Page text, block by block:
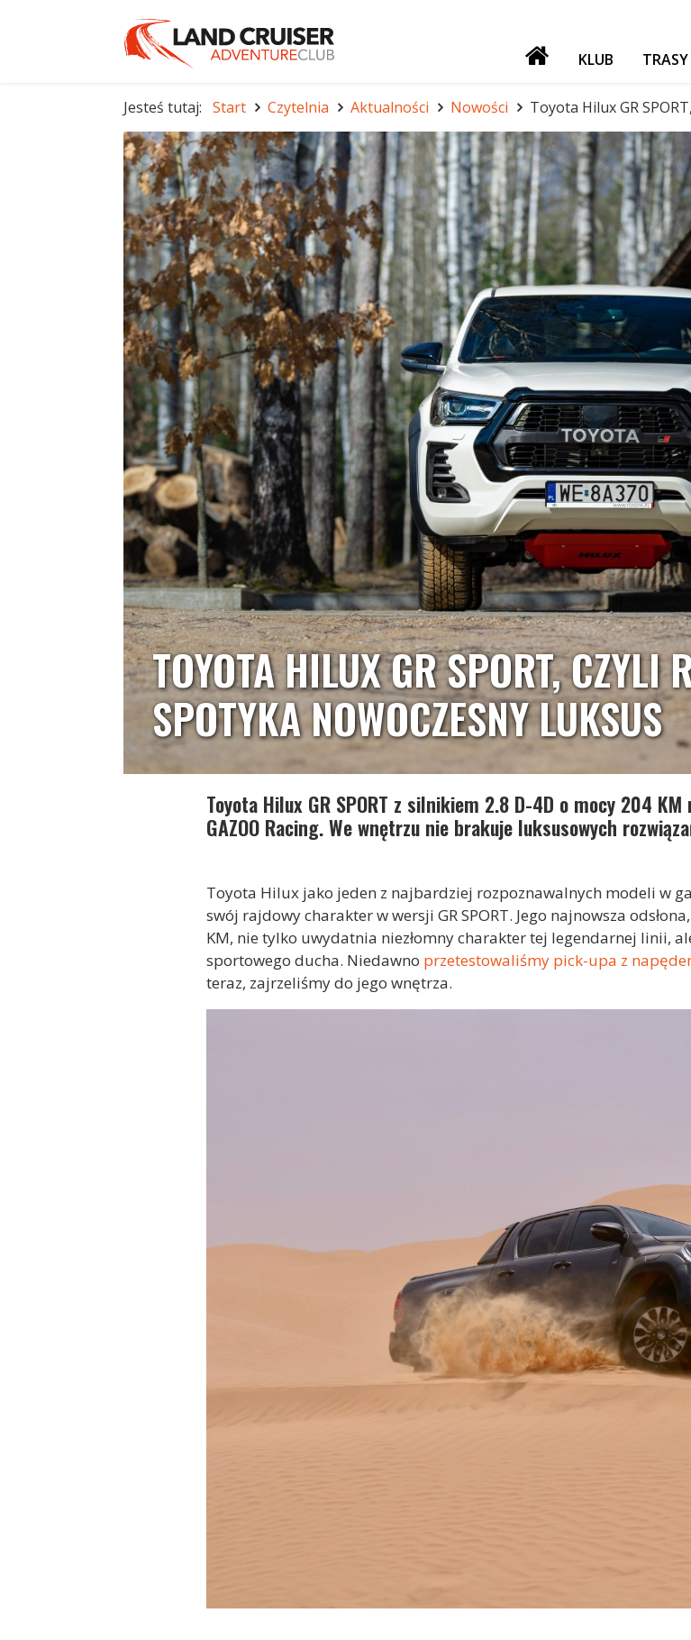
KLUB
GADŻETY
GIEŁDA
FORUM TORF
Jesteś tutaj: Start Czytelnia Aktualności Nowości Toyota Hilux GR
TOYOTA HILUX GR SPORT, CZYLI
SPOTYKA NOWOCZESNY LUKSUS
Toyota Hilux GR SPORT z silnikiem 2.8 D-4D o mocy 204 KM
GAZOO Racing. We wnętrzu nie brakuje luksusowych
Toyota Hilux jako jeden z najbardziej rozpoznawalnych modeli w
swój rajdowy charakter w wersji GR SPORT. Jego najnowsza
KM, nie tylko uwydatnia niezłomny charakter tej legendarnej linii,
sportowego ducha. Niedawno przetestowaliśmy pick-upa z
teraz, zajrzeliśmy do jego wnętrza.